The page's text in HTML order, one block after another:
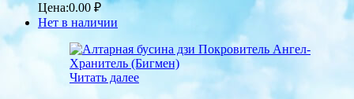
Цена:0.00 ₽
Нет в наличии
Читать далее